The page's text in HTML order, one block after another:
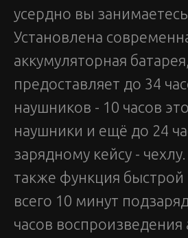
усердно вы
Установлена
аккумуляторная
предоставляет до 34
наушников - 10 часов
наушники и ещё до 24
зарядному кейсу -
также функция быстрой
всего 10 минут
часов воспроизведения